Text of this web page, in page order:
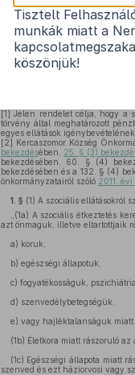
a szociális
[1] Jelen rendelet célja, hogy a
törvény által meghatározott
egyes ellátások
[2] Kercaszomor Község
bekezdésében, 25. § (3)
bekezdésében, 60. § (4)
bekezdésében és a 132. § (4)
önkormányzatairól szóló 2011.
1. § (1) A szociális ellátásokról
„(1a) A szociális étkeztetés
azt önmaguk, illetve eltartottjaik
a) koruk,
b) egészségi állapotuk,
c) fogyatékosságuk,
d) szenvedélybetegségük,
e) vagy hajléktalanságuk miatt.
(1b) Életkora miatt rászoruló az
(1c) Egészségi állapota miatt
szenved és ezt háziorvosi vagy
Tisztelt
munkák miatt a
köszönjük!